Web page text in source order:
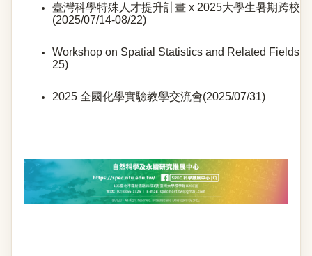
臺灣科學特殊人才提升計畫 x 2025大學生暑期跨校
(2025/07/14-08/22)
Workshop on Spatial Statistics and Related
25)
2025 全國化學實驗教學交流會(2025/07/31)